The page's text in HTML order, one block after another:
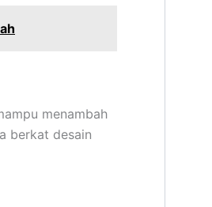
menambah
berkat desain